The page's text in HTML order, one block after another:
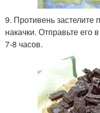
9. Противень застелите
накачки. Отправьте его
7-8 часов.